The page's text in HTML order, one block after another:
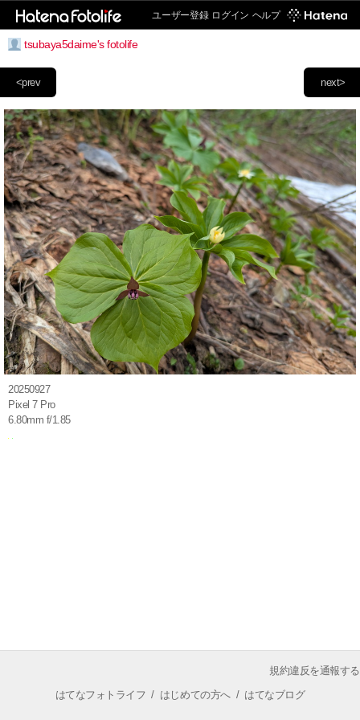
ユーザー登録 ログイン ヘルプ
tsubaya5daime's fotolife
next>
<prev
20250927
Pixel 7 Pro
6.80mm f/1.85
規約違反を通報する
はてなフォトライフ / はじめての方へ/ はてなブログ